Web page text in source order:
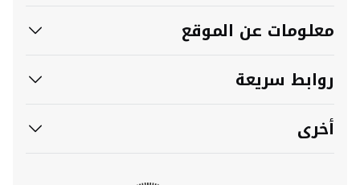
معلومات عن الموقع
روابط سريعة
أخرى